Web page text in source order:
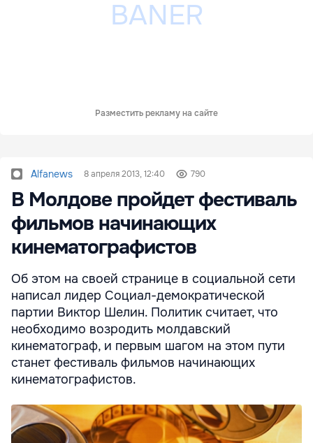
Разместить рекламу на сайте
Alfanews 8 апреля 2013, 12:40 790
В Молдове пройдет фестиваль
фильмов начинающих
кинематографистов
Об этом на своей странице в социальной сети
написал лидер Социал-демократической
партии Виктор Шелин. Политик считает, что
необходимо возродить молдавский
кинематограф, и первым шагом на этом пути
станет фестиваль фильмов начинающих
кинематографистов.